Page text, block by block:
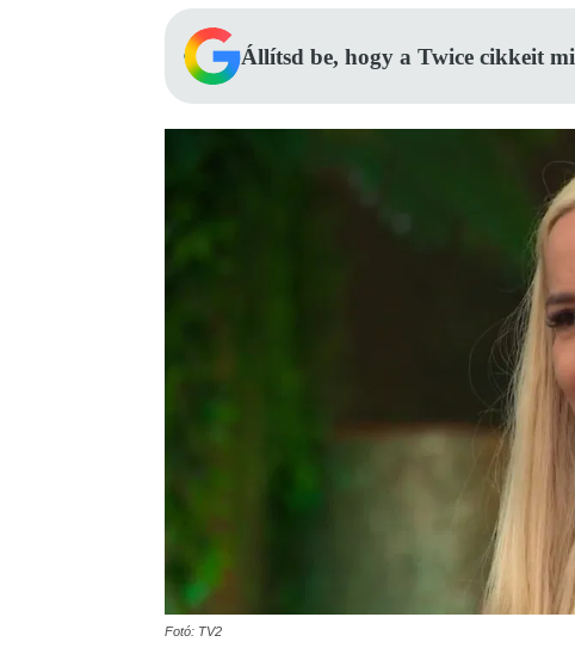
Állítsd be, hogy a Twice cikkeit
Fotó: TV2